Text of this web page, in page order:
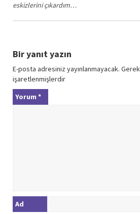
eskizlerini çıkardım…
Bir yanıt yazın
E-posta adresiniz yayınlanmayacak.
işaretlenmişlerdir
Yorum *
Ad